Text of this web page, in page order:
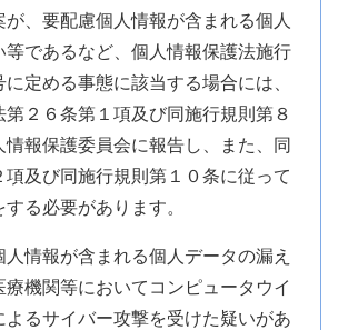
が、要配慮個人情報が含まれる個人
等であるなど、個人情報保護法施行
定める事態に該当する場合には、
２６条第１項及び同施行規則第８
報保護委員会に報告し、また、同
項及び同施行規則第１０条に従って
る必要があります。
人情報が含まれる個人データの漏え
療機関等においてコンピュータウイ
よるサイバー攻撃を受けた疑いがあ